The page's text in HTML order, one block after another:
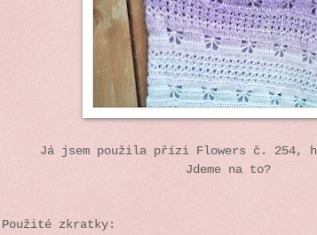
Já jsem použila přízi Flowers č. 254,
Jdeme na to?
Použité zkratky: